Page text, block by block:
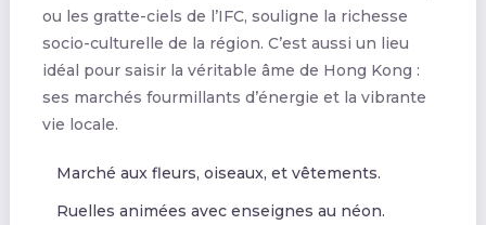
ou les gratte-ciels de l’IFC, souligne la richesse
socio-culturelle de la région. C’est aussi un lieu
idéal pour saisir la véritable âme de Hong Kong :
ses marchés fourmillants d’énergie et la vibrante
vie locale.
Marché aux fleurs, oiseaux, et vêtements.
Ruelles animées avec enseignes au néon.